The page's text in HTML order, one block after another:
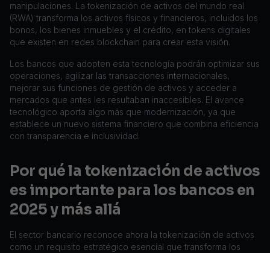
manipulaciones. La tokenización de activos del mundo real
(RWA) transforma los activos físicos y financieros, incluidos los
bonos, los bienes inmuebles y el crédito, en tokens digitales
que existen en redes blockchain para crear esta visión.
Los bancos que adopten esta tecnología podrán optimizar sus
operaciones, agilizar las transacciones internacionales,
mejorar sus funciones de gestión de activos y acceder a
mercados que antes les resultaban inaccesibles. El avance
tecnológico aporta algo más que modernización, ya que
establece un nuevo sistema financiero que combina eficiencia
con transparencia e inclusividad.
Por qué la tokenización de activos
es importante para los bancos en
2025 y más allá
El sector bancario reconoce ahora la tokenización de activos
como un requisito estratégico esencial que transforma los